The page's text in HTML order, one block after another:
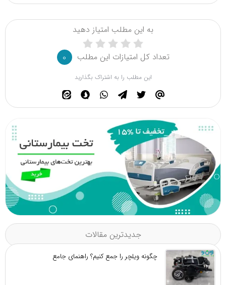
به این مطلب امتیاز دهید
تعداد کل امتیازات این مطلب 0
این مطلب را به اشتراک بگذارید
جدیدترین مقالات
چگونه ویلچر را جمع کنیم؟ راهنمای جامع